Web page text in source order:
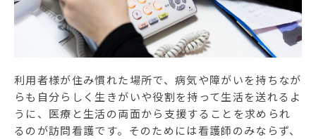
利用者様が住み慣れた場所で、病気や障がいを持ちなが
らも自分らしく生きがいや役割を持って生活を送れるよ
うに、医療と生活の両面から支援することを求められ
るのが訪問看護です。そのためには看護師のみならず、